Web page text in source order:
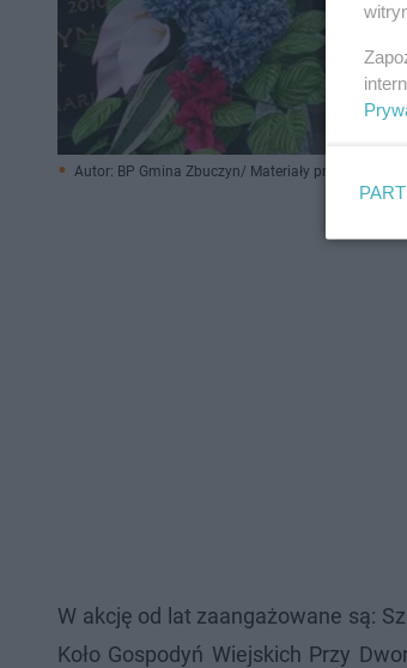
Autor: BP Gmina Zbuczyn/ Materiały prasowe
W akcję od lat zaangażowane są:
Koło Gospodyń Wiejskich Przy